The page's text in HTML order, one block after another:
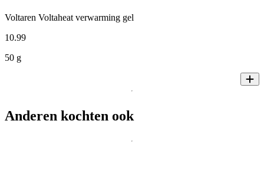
Voltaren Voltaheat verwarming gel
10.99
50 g
Anderen kochten ook